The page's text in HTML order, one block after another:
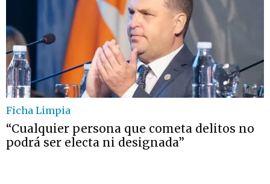
Ficha Limpia
“Cualquier persona que cometa delitos no
podrá ser electa ni designada”